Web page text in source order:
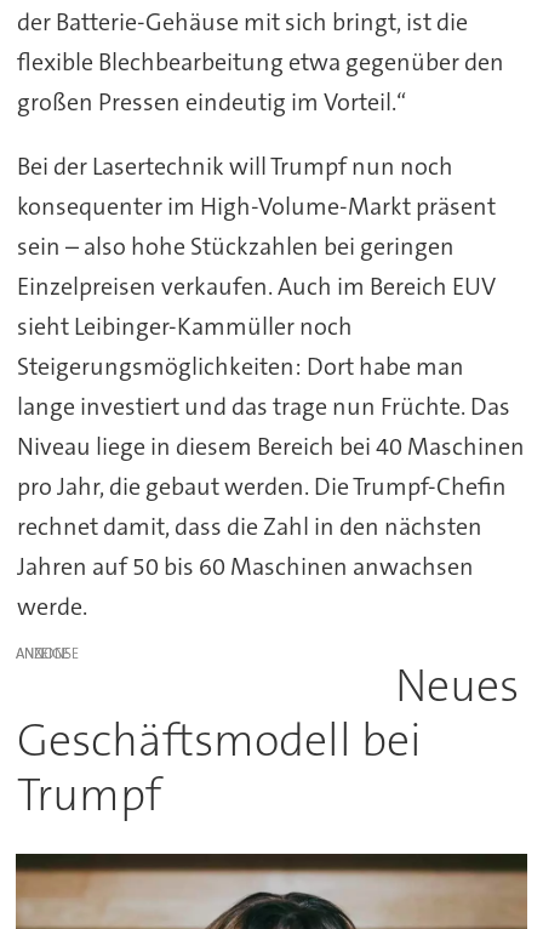
der Batterie-Gehäuse mit sich bringt, ist die
flexible Blechbearbeitung etwa gegenüber den
großen Pressen eindeutig im Vorteil.“
Bei der Lasertechnik will Trumpf nun noch
konsequenter im High-Volume-Markt präsent
sein – also hohe Stückzahlen bei geringen
Einzelpreisen verkaufen. Auch im Bereich EUV
sieht Leibinger-Kammüller noch
Steigerungsmöglichkeiten: Dort habe man
lange investiert und das trage nun Früchte. Das
Niveau liege in diesem Bereich bei 40 Maschinen
pro Jahr, die gebaut werden. Die Trumpf-Chefin
rechnet damit, dass die Zahl in den nächsten
Jahren auf 50 bis 60 Maschinen anwachsen
werde.
ANZEIGE
Neues
Geschäftsmodell bei
Trumpf